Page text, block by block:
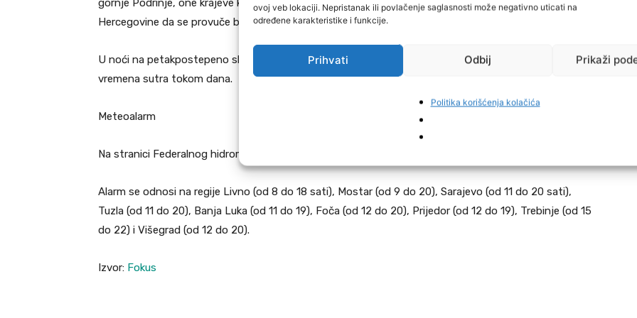
ovoj veb lokaciji. Nepristanak ili povlačenje saglasnosti može negativno uticati na
određene karakteristike i funkcije.
Prihvati Odbij Prikaži
Politika korišćenja kolačića
gornje Podrinje, one krajeve koji su generalno oskudjevali sa kišom ranijih dana. Eventualno krajnji jug
Hercegovine da se provuče bez nekih većih padavina.
U noći na petakpostepeno slabljenje i prestanak padavina, kao uvod u razvedravanje i stabilizaciju
vremena sutra tokom dana.
Meteoalarm
Na stranici Federalnog hidrometeorološkog zavoda upaljen je žuti meteoalarm za veće dijelove BiH.
Alarm se odnosi na regije Livno (od 8 do 18 sati), Mostar (od 9 do 20), Sarajevo (od 11 do 20 sati),
Tuzla (od 11 do 20), Banja Luka (od 11 do 19), Foča (od 12 do 20), Prijedor (od 12 do 19), Trebinje (od 15
do 22) i Višegrad (od 12 do 20).
Izvor: Fokus